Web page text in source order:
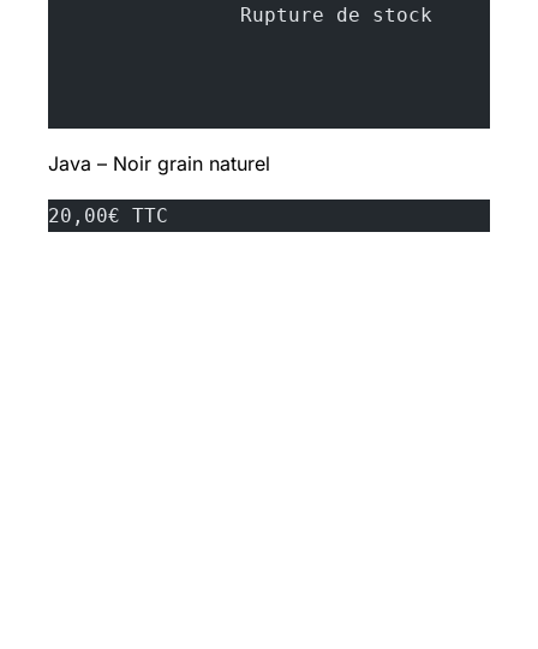
Java – Noir grain naturel
20,00€ TTC